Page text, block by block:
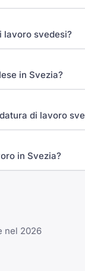
lavoro svedesi?
in Svezia?
di lavoro
in Svezia?
nel 2026